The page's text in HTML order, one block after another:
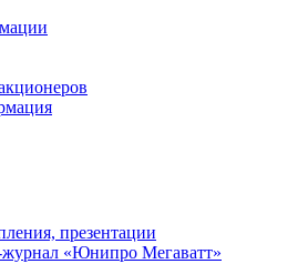
презентации
«Юнипро Мегаватт»